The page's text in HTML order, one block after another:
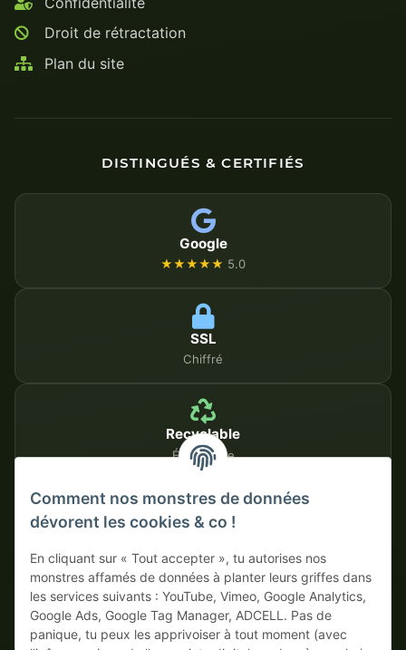
Droit de rétractation
Plan du site
DISTINGUÉS & CERTIFIÉS
Google
★★★★★ 5.0
SSL
Chiffré
Recyclable
Écologique
MÉTHODES DE PAIEMENT SÉCURISÉES
Sur facture Paiement anticipé avec escompte
Comment nos monstres de données
dévorent les cookies & co !
En cliquant sur « Tout accepter », tu autorises nos
monstres affamés de données à planter leurs griffes dans
les services suivants : YouTube, Vimeo, Google Analytics,
Google Ads, Google Tag Manager, ADCELL. Pas de
panique, tu peux les apprivoiser à tout moment (avec